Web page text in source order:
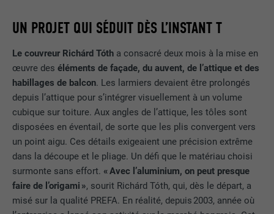
UN PROJET QUI SÉDUIT DÈS L’INSTANT T
Le couvreur Richárd Tóth a consacré deux mois à la mise en
œuvre des éléments de façade, du auvent, de l’attique et des
habillages de balcon. Les larmiers devaient être prolongés
depuis l’attique pour s’intégrer visuellement à un volume
cubique sur toiture. Aux angles de l’attique, les tôles sont
disposées en éventail, de sorte que les plis convergent vers
un point aigu. Ces détails exigeaient une précision extrême
dans la découpe et le pliage. Un défi que le matériau choisi
surmonte sans effort. « Avec l’aluminium, on peut presque
faire de l’origami », sourit Richárd Tóth, qui, dès le départ, a
misé sur la qualité PREFA. En réalité, depuis 2003, année où
LinkedIn
UTILITÉ
Utilisé par le service de réseau social
LinkedIn pour suivre l'utilisation de
services intégrés.
NOM bscookie
FOURNISSEUR LinkedIn
EXPIRATION 2 ans